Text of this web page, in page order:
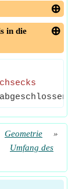
in die
Geometrie
»
Umfang des